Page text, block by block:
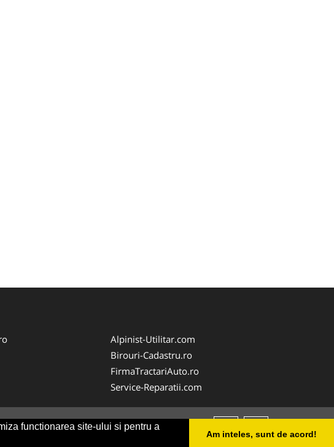
functionarea site-ului si pentru a
Am inteles, sunt de acord!
Alpinist-Utilitar.com
Birouri-Cadastru.ro
FirmaTractariAuto.ro
Service-Reparatii.com